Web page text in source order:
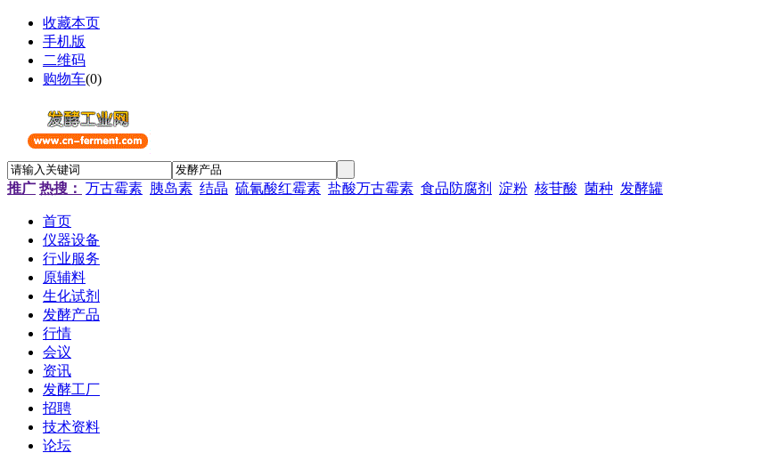
收藏本页
手机版
二维码
购物车(0)
推广 热搜： 万古霉素 胰岛素 结晶 硫氰酸红霉素 盐酸万古霉素 食品防腐剂 淀粉 核苷酸 菌种 发酵罐
首页
仪器设备
行业服务
原辅料
生化试剂
发酵产品
行情
会议
资讯
发酵工厂
招聘
技术资料
论坛